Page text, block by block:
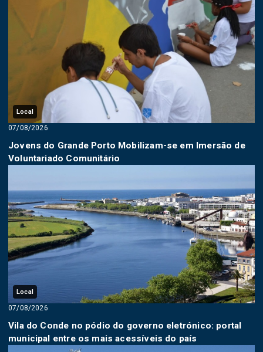
Local
07/08/2026
Jovens do Grande Porto Mobilizam-se em Imersão de
Voluntariado Comunitário
Local
07/08/2026
Vila do Conde no pódio do governo eletrónico: portal
municipal entre os mais acessíveis do país